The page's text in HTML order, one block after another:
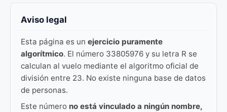
Aviso legal
Esta página es un ejercicio puramente
algorítmico. El número 33805976 y su letra R se
calculan al vuelo mediante el algoritmo oficial de
división entre 23. No existe ninguna base de datos
de personas.
Este número no está vinculado a ningún nombre,